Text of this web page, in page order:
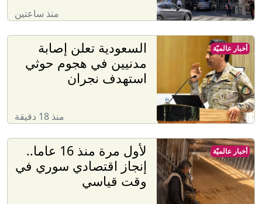
منذ ساعتين
السعودية تعلن إصابة
مدنيين في هجوم حوثي
استهدف نجران
منذ 18 دقيقة
أخبار عالميّة
لأول مرة منذ 16 عاما..
إنجاز اقتصادي سوري في
وقت قياسي
أخبار عالميّة